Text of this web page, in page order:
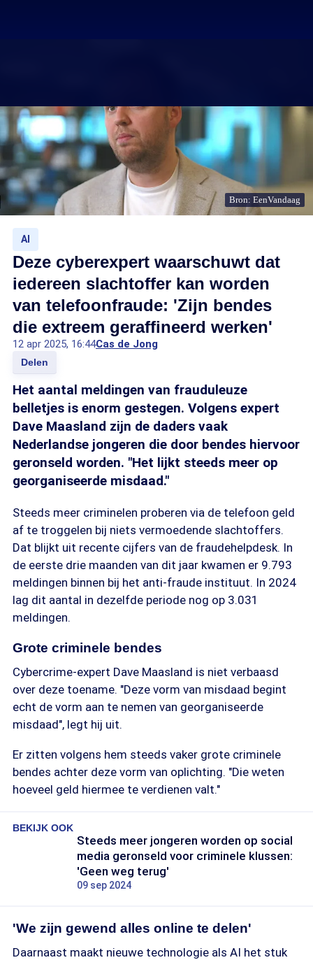
Bron: EenVandaag
AI
Deze cyberexpert waarschuwt dat
iedereen slachtoffer kan worden
van telefoonfraude: 'Zijn bendes
die extreem geraffineerd werken'
12 apr 2025, 16:44Cas de Jong
Delen
Het aantal meldingen van frauduleuze
belletjes is enorm gestegen. Volgens expert
Dave Maasland zijn de daders vaak
Nederlandse jongeren die door bendes hiervoor
geronseld worden. "Het lijkt steeds meer op
georganiseerde misdaad."
Steeds meer criminelen proberen via de telefoon geld
af te troggelen bij niets vermoedende slachtoffers.
Dat blijkt uit recente cijfers van de fraudehelpdesk. In
de eerste drie maanden van dit jaar kwamen er 9.793
meldingen binnen bij het anti-fraude instituut. In 2024
lag dit aantal in dezelfde periode nog op 3.031
meldingen.
Grote criminele bendes
Cybercrime-expert Dave Maasland is niet verbaasd
over deze toename. "Deze vorm van misdaad begint
echt de vorm aan te nemen van georganiseerde
misdaad", legt hij uit.
Er zitten volgens hem steeds vaker grote criminele
bendes achter deze vorm van oplichting. "Die weten
hoeveel geld hiermee te verdienen valt."
BEKIJK OOK
Steeds meer jongeren worden op social
media geronseld voor criminele klussen:
'Geen weg terug'
09 sep 2024
'We zijn gewend alles online te delen'
Daarnaast maakt nieuwe technologie als AI het stuk